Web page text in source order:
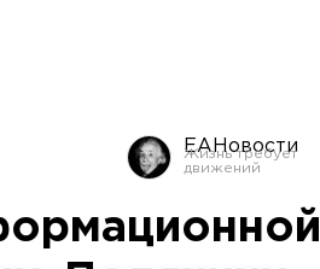
ЕАНовости